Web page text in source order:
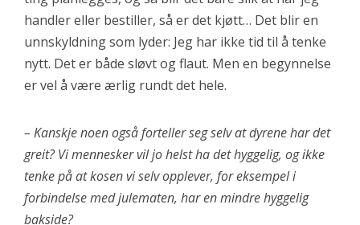
handler eller bestiller, så er det kjøtt… Det blir en
unnskyldning som lyder: Jeg har ikke tid til å tenke
nytt. Det er både sløvt og flaut. Men en begynnelse
er vel å være ærlig rundt det hele.
– Kanskje noen også forteller seg selv at dyrene har det
greit? Vi mennesker vil jo helst ha det hyggelig, og ikke
tenke på at kosen vi selv opplever, for eksempel i
forbindelse med julematen, har en mindre hyggelig
bakside?